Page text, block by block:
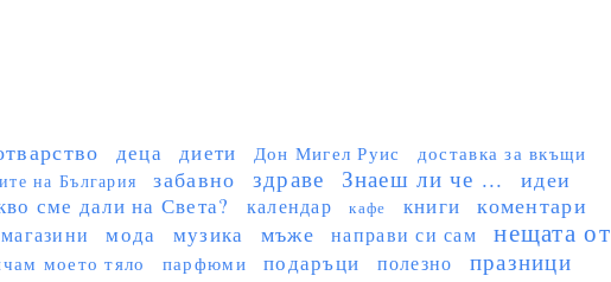
деца диети Дон Мигел Руис доставка за вкъщи
на България забавно здраве Знаеш ли че ... идеи
сме дали на Света? календар кафе книги коментари
магазини мода музика мъже направи си сам
нещата от
моето тяло парфюми подаръци полезно
празници